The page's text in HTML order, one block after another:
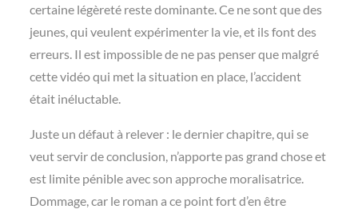
certaine légèreté reste dominante. Ce ne sont que des
jeunes, qui veulent expérimenter la vie, et ils font des
erreurs. Il est impossible de ne pas penser que malgré
cette vidéo qui met la situation en place, l’accident
était inéluctable.
Juste un défaut à relever : le dernier chapitre, qui se
veut servir de conclusion, n’apporte pas grand chose et
est limite pénible avec son approche moralisatrice.
Dommage, car le roman a ce point fort d’en être